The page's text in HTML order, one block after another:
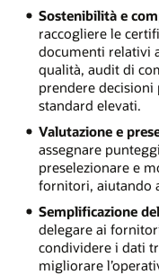
Sostenibilità e
raccogliere le
documenti relativi
qualità, audit di
prendere
standard elevati.
Valutazione e
assegnare
preselezionare e
fornitori, aiutando
Semplificazione
delegare ai
condividere i dati
migliorare